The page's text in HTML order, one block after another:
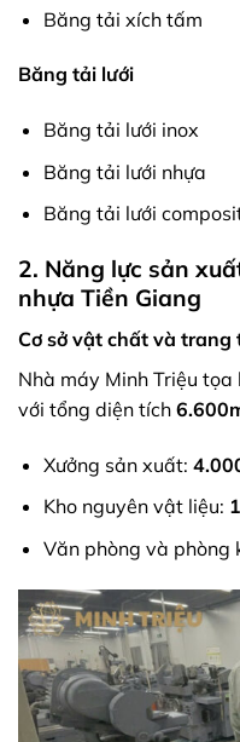
Băng tải xích tấm
Băng tải lưới
Băng tải lưới inox
Băng tải lưới nhựa
Băng tải lưới
2. Năng lực sản
nhựa Tiền Giang
Cơ sở vật chất và trang
Nhà máy Minh Triệu
với tổng diện tích
Xưởng sản xuất:
Kho nguyên vật liệu:
Văn phòng và phòng